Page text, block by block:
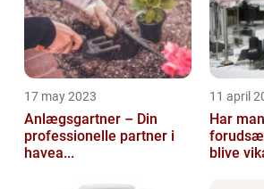
17 may 2023
Anlægsgartner – Din
professionelle partner i
havea...
11 april
Har man
blive